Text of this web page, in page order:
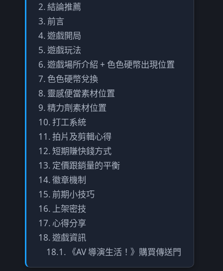
結論推薦
前言
遊戲開局
遊戲玩法
遊戲場所介紹 + 色色硬幣出現位置
色色硬幣兌換
靈感便當素材位置
精力劑素材位置
打工系統
拍片及剪輯心得
短期賺快錢方式
定價跟銷量的平衡
徽章機制
前期小技巧
上架密技
心得分享
遊戲資訊
《AV 導演生活！》購買傳送門